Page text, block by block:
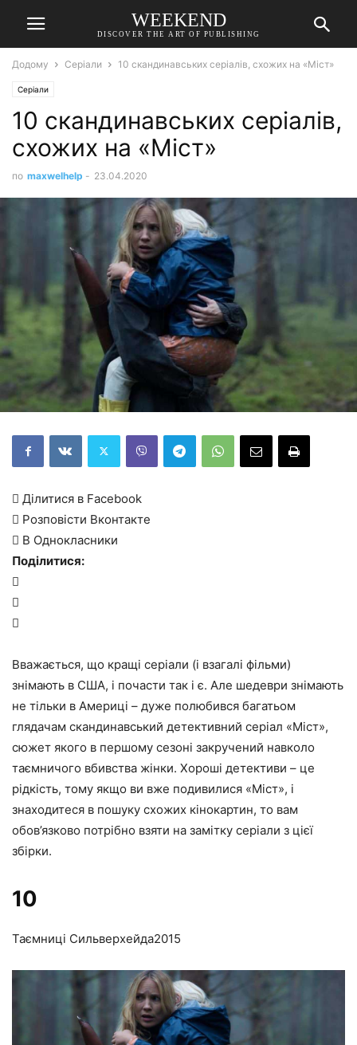
WEEKEND
DISCOVER THE ART OF PUBLISHING
Додому Серіали 10 скандинавських серіалів, схожих на «Міст»
Серіали
10 скандинавських серіалів,
схожих на «Міст»
по maxwelhelp - 23.04.2020
 Ділитися в Facebook
 Розповісти Вконтакте
 В Однокласники
Поділитися:



Вважається, що кращі серіали (і взагалі фільми)
знімають в США, і почасти так і є. Але шедеври знімають
не тільки в Америці – дуже полюбився багатьом
глядачам скандинавський детективний серіал «Міст»,
сюжет якого в першому сезоні закручений навколо
таємничого вбивства жінки. Хороші детективи – це
рідкість, тому якщо ви вже подивилися «Міст», і
знаходитеся в пошуку схожих кінокартин, то вам
обов’язково потрібно взяти на замітку серіали з цієї
збірки.
10
Таємниці Сильверхейда2015